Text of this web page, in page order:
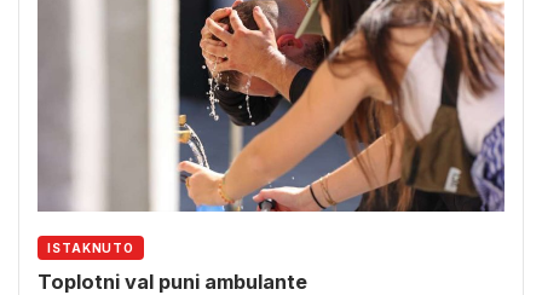
ISTAKNUTO
Toplotni val puni ambulante